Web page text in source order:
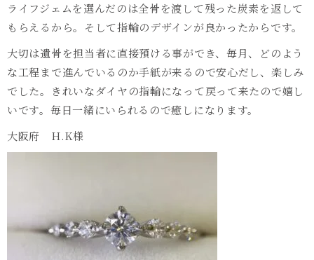
ライフジェムを選んだのは全骨を渡して残った炭素を返して
もらえるから。そして指輪のデザインが良かったからです。
大切は遺骨を担当者に直接預ける事ができ、毎月、どのよう
な工程まで進んでいるのか手紙が来るので安心だし、楽しみ
でした。きれいなダイヤの指輪になって戻って来たので嬉し
いです。毎日一緒にいられるので癒しになります。
大阪府 H.K様